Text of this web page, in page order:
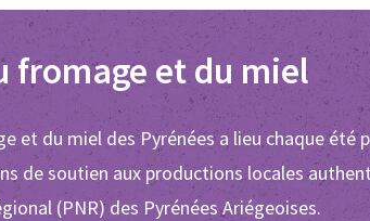
fromage et du miel
et du miel des Pyrénées a lieu chaque été
de soutien aux productions locales
(PNR) des Pyrénées Ariégeoises.